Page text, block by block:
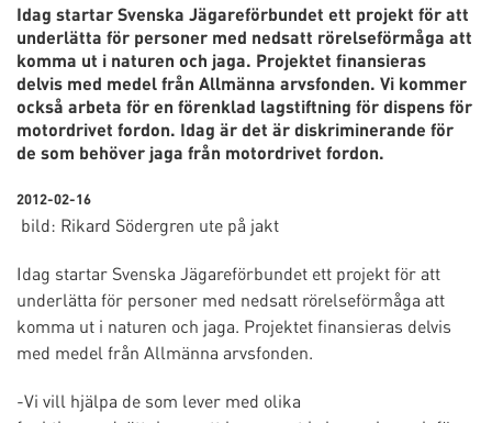
Idag startar Svenska Jägareförbundet ett projekt för att
underlätta för personer med nedsatt rörelseförmåga att
komma ut i naturen och jaga. Projektet finansieras
delvis med medel från Allmänna arvsfonden. Vi kommer
också arbeta för en förenklad lagstiftning för dispens för
motordrivet fordon. Idag är det är diskriminerande för
de som behöver jaga från motordrivet fordon.
2012-02-16
bild: Rikard Södergren ute på jakt
Idag startar Svenska Jägareförbundet ett projekt för att
underlätta för personer med nedsatt rörelseförmåga att
komma ut i naturen och jaga. Projektet finansieras delvis
med medel från Allmänna arvsfonden.
-Vi vill hjälpa de som lever med olika